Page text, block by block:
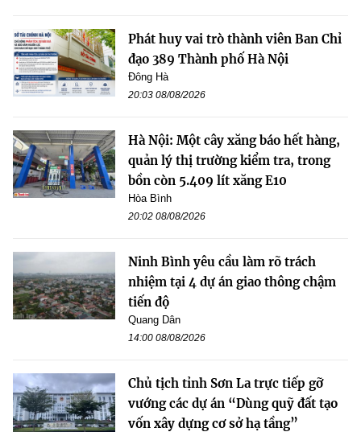
Phát huy vai trò thành viên Ban Chỉ
đạo 389 Thành phố Hà Nội
Đông Hà
20:03 08/08/2026
Hà Nội: Một cây xăng báo hết hàng,
quản lý thị trường kiểm tra, trong
bồn còn 5.409 lít xăng E10
Hòa Bình
20:02 08/08/2026
Ninh Bình yêu cầu làm rõ trách
nhiệm tại 4 dự án giao thông chậm
tiến độ
Quang Dân
14:00 08/08/2026
Chủ tịch tỉnh Sơn La trực tiếp gỡ
vướng các dự án “Dùng quỹ đất tạo
vốn xây dựng cơ sở hạ tầng”